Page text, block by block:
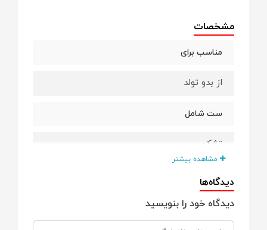
مشخصات
مناسب برای
از بدو تولد
ست شامل
تشک
بالش
لحاف
مشاهده بیشتر
دیدگاه‌ها
دیدگاه خود را بنویسید